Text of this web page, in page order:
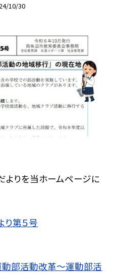
10/30
りを当ホームページに
第５号
動部活動改革～運動部活